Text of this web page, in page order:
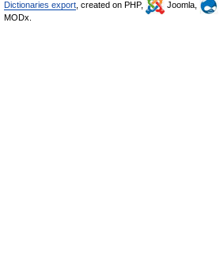
Dictionaries export , created on PHP, Joomla,
MODx.